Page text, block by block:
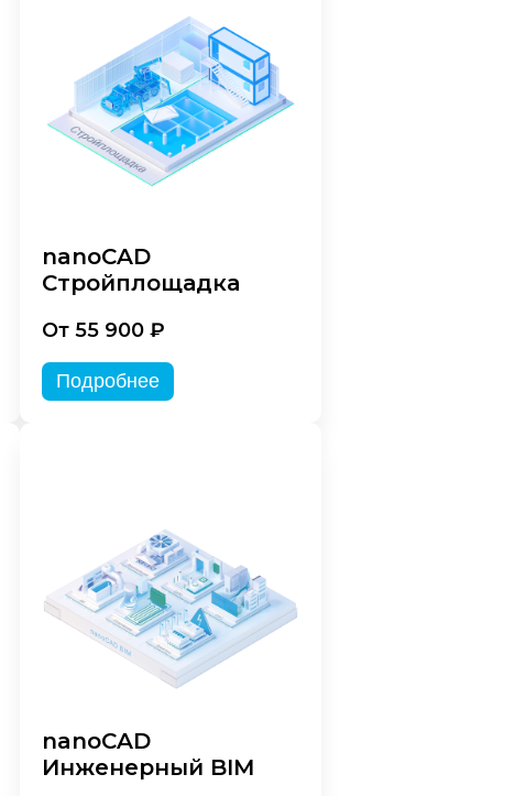
nanoCAD
Стройплощадка
От 55 900 ₽
Подробнее
nanoCAD
Инженерный BIM